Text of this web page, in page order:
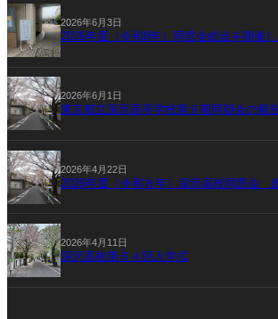
2026年6月3日
2026年度（令和8年）同窓会総会を開催
2026年6月1日
東京都立深沢高等学校第９期同期会の報
2026年4月22日
2026年度（令和８年）深沢高校同窓会
2026年4月11日
深沢高校第６４回入学式